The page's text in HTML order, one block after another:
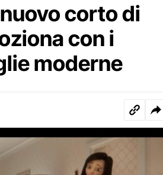
corto di
con i
moderne